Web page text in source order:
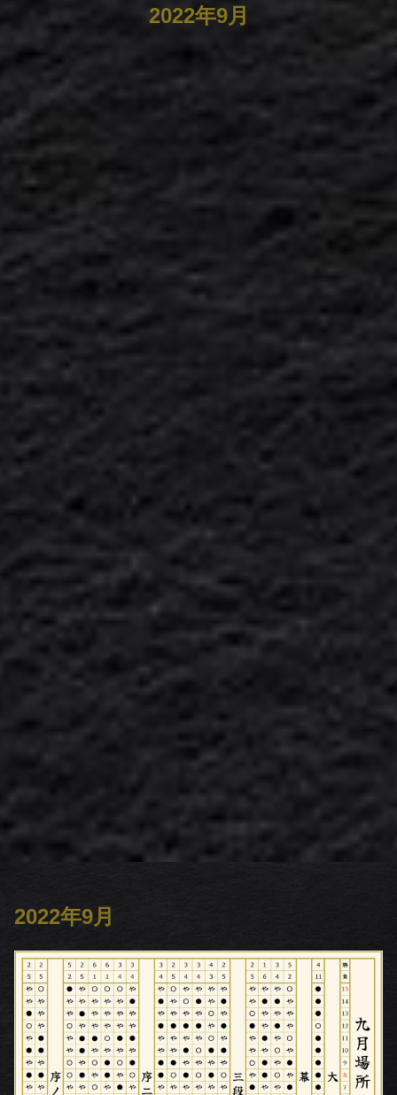
2022年9月
2022年9月